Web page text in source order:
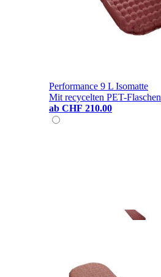
Performance 9 L Isomatte
Mit recycelten PET-Flaschen
ab CHF 210.00